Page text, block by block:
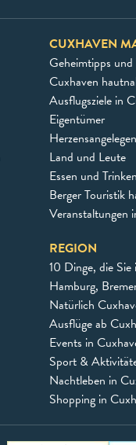
CUXHAVEN
Geheimtipps
Cuxhaven
Ausflugsziele in
Eigentümer
Land und Leute
Essen und
Berger Touristik
Veranstaltungen
REGION
10 Dinge, die
Hamburg,
Natürlich
Ausflüge ab
Events in
Sport &
Nachtleben in
Shopping in